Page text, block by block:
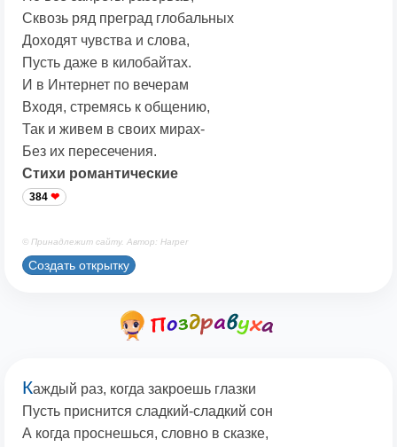
Сквозь ряд преград глобальных
Доходят чувства и слова,
Пусть даже в килобайтах.
И в Интернет по вечерам
Входя, стремясь к общению,
Так и живем в своих мирах-
Без их пересечения.
Стихи романтические
384
© Принадлежит сайту. Автор: Harper
Создать открытку
Каждый раз, когда закроешь глазки
Пусть приснится сладкий-сладкий сон
А когда проснешься, словно в сказке,